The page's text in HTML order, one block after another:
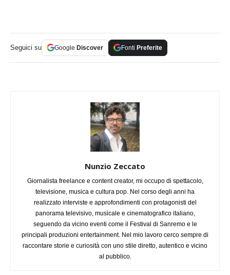
Seguici su Google Discover Fonti Preferite
Nunzio Zeccato
Giornalista freelance e content creator, mi occupo di spettacolo,
televisione, musica e cultura pop. Nel corso degli anni ha
realizzato interviste e approfondimenti con protagonisti del
panorama televisivo, musicale e cinematografico italiano,
seguendo da vicino eventi come il Festival di Sanremo e le
principali produzioni entertainment. Nel mio lavoro cerco sempre di
raccontare storie e curiosità con uno stile diretto, autentico e vicino
al pubblico.